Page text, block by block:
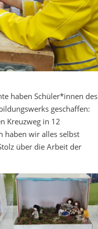
haben Schüler*innen des
geschaffen:
Kreuzweg in 12
haben wir alles selbst
über die Arbeit der